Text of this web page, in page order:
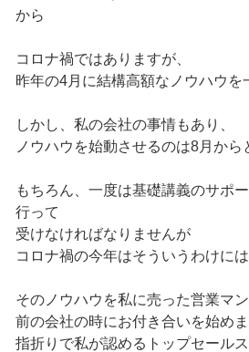
から
コロナ禍ではありますが、
昨年の4月に結構高額なノウハウを
しかし、私の会社の事情もあり、
ノウハウを始動させるのは8月から
もちろん、一度は基礎講義のサポ
行って
受けなければなりませんが
コロナ禍の今年はそういうわけには
そのノウハウを私に売った営業マ
前の会社の時にお付き合いを始め
指折りで私が認めるトップセールス